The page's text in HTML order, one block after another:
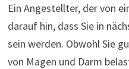
Ein Angestellter, der von
darauf hin, dass Sie in
sein werden. Obwohl Sie
von Magen und Darm